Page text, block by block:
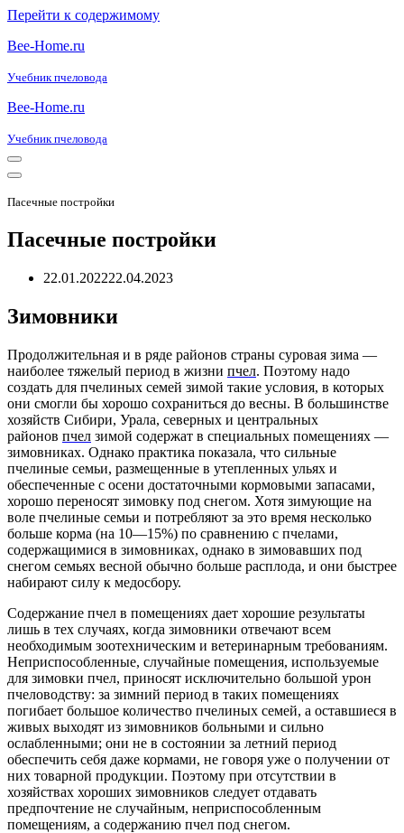
Перейти к содержимому
Bee-Home.ru
Учебник пчеловода
Bee-Home.ru
Учебник пчеловода
Меню
навигации
Меню
навигации
Пасечные постройки
Пасечные постройки
22.01.202222.04.2023
Зимовники
Продолжительная и в ряде районов страны суровая зима —
наиболее тяжелый период в жизни пчел. Поэтому надо
создать для пчелиных семей зимой такие условия, в которых
они смогли бы хорошо сохраниться до весны. В большинстве
хозяйств Сибири, Урала, северных и центральных
районов пчел зимой содержат в специальных помещениях —
зимовниках. Однако практика показала, что сильные
пчелиные семьи, размещенные в утепленных ульях и
обеспеченные с осени достаточными кормовыми запасами,
хорошо переносят зимовку под снегом. Хотя зимующие на
воле пчелиные семьи и потребляют за это время несколько
больше корма (на 10—15%) по сравнению с пчелами,
содержащимися в зимовниках, однако в зимовавших под
снегом семьях весной обычно больше расплода, и они быстрее
набирают силу к медосбору.
Содержание пчел в помещениях дает хорошие результаты
лишь в тех случаях, когда зимовники отвечают всем
необходимым зоотехническим и ветеринарным требованиям.
Неприспособленные, случайные помещения, используемые
для зимовки пчел, приносят исключительно большой урон
пчеловодству: за зимний период в таких помещениях
погибает большое количество пчелиных семей, а оставшиеся в
живых выходят из зимовников больными и сильно
ослабленными; они не в состоянии за летний период
обеспечить себя даже кормами, не говоря уже о получении от
них товарной продукции. Поэтому при отсутствии в
хозяйствах хороших зимовников следует отдавать
предпочтение не случайным, неприспособленным
помещениям, а содержанию пчел под снегом.